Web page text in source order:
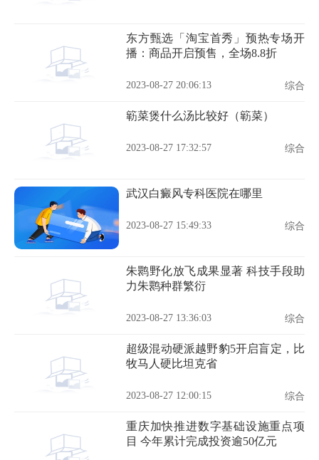
东方甄选「淘宝首秀」预热专场开
播：商品开启预售，全场8.8折
2023-08-27 20:06:13 综合
簕菜煲什么汤比较好（簕菜）
2023-08-27 17:32:57 综合
武汉白癜风专科医院在哪里
2023-08-27 15:49:33 综合
朱鹮野化放飞成果显著 科技手段助
力朱鹮种群繁衍
2023-08-27 13:36:03 综合
超级混动硬派越野豹5开启盲定，比
牧马人硬比坦克省
2023-08-27 12:00:15 综合
重庆加快推进数字基础设施重点项
目 今年累计完成投资逾50亿元